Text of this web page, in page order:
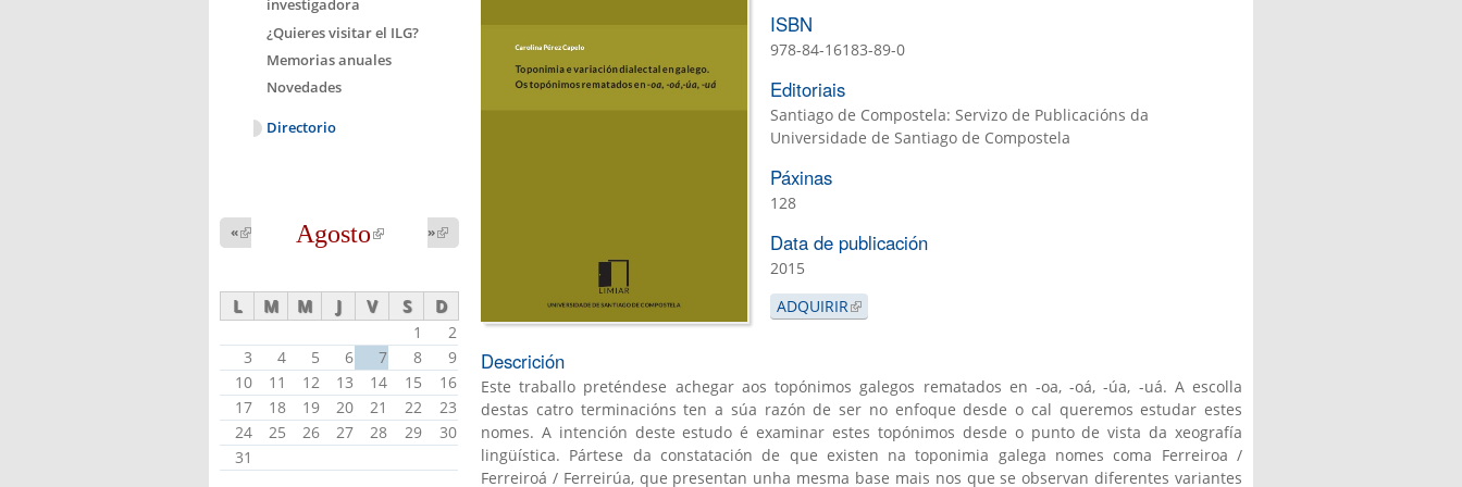
ISBN
978-84-16183-89-0
Editoriais
Santiago de Compostela: Servizo de Publicacións da
Universidade de Santiago de Compostela
Páxinas
128
Data de publicación
2015
ADQUIRIR(LINK IS EXTERNAL)
Descrición
Este traballo preténdese achegar aos topónimos galegos rematados en -oa, -oá, -úa, -uá. A escolla
destas catro terminacións ten a súa razón de ser no enfoque desde o cal queremos estudar estes
nomes. A intención deste estudo é examinar estes topónimos desde o punto de vista da xeografía
lingüística. Pártese da constatación de que existen na toponimia galega nomes coma Ferreiroa /
Ferreiroá / Ferreirúa, que presentan unha mesma base mais nos que se observan diferentes variantes
investigadora
¿Quieres visitar el ILG?
Memorias anuales
Novedades
Directorio
Agosto (link is
«
external)
»
external)
L M M J V S D
1
2
3
4 5 6 7 8
9
10
11 12 13 14 15
16
17
18 19 20 21 22
23
24
25 26 27 28 29
30
31